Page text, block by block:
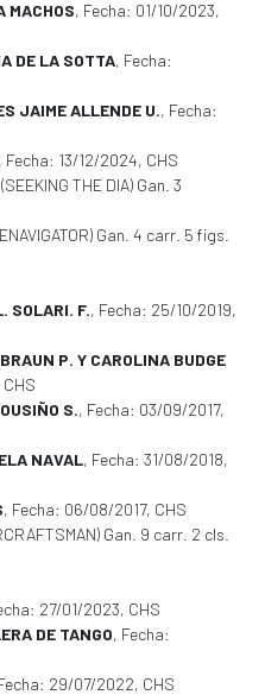
MACHOS, Fecha: 01/10/2023,
DE LA SOTTA, Fecha:
JAIME ALLENDE U., Fecha:
, Fecha: 13/12/2024, CHS
THE DIA) Gan. 3
Gan. 4 carr. 5 figs.
SOLARI. F., Fecha: 25/10/2019,
P. Y CAROLINA BUDGE
S., Fecha: 03/09/2017,
NAVAL, Fecha: 31/08/2018,
, Fecha: 06/08/2017, CHS
Gan. 9 carr. 2 cls.
27/01/2023, CHS
DE TANGO, Fecha:
29/07/2022, CHS